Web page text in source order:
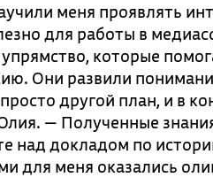
меня проявлять
для работы в
которые
Они развили
другой план, и в
— Полученные
над докладом по
для меня оказались